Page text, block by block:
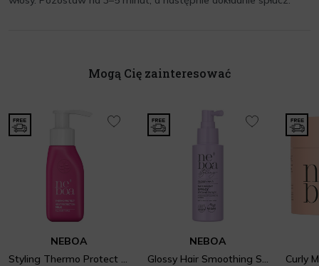
Mogą Cię zainteresować
NEBOA
Styling Thermo Protect Mleczko termoochronne
NEBOA
Glossy Hair Smoothing Spray